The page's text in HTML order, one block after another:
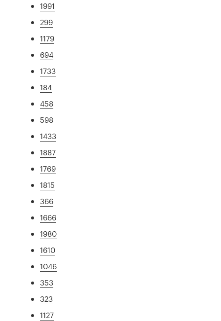
1991
299
1179
694
1733
184
458
598
1433
1887
1769
1815
366
1666
1980
1610
1046
353
323
1127